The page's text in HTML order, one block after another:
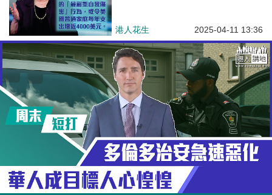
港人花生 2025-04-11 13:36